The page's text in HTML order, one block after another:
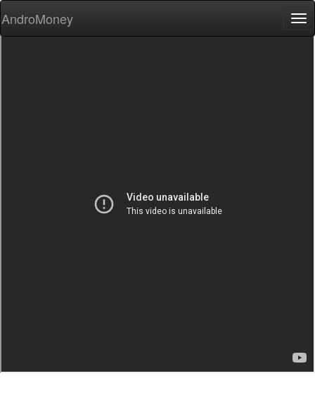
AndroMoney